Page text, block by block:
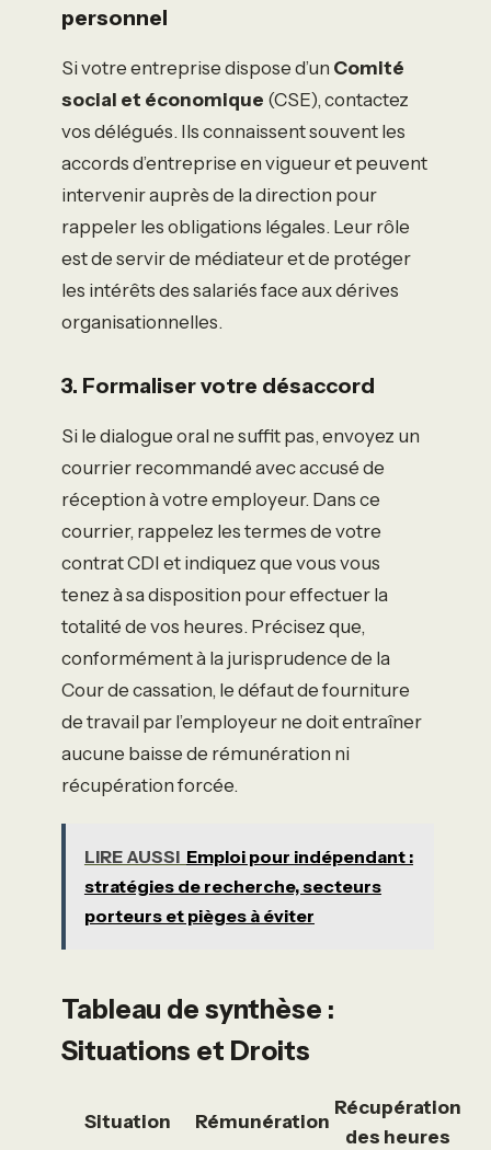
personnel
Si votre entreprise dispose d’un Comité
social et économique (CSE), contactez
vos délégués. Ils connaissent souvent les
accords d’entreprise en vigueur et peuvent
intervenir auprès de la direction pour
rappeler les obligations légales. Leur rôle
est de servir de médiateur et de protéger
les intérêts des salariés face aux dérives
organisationnelles.
3. Formaliser votre désaccord
Si le dialogue oral ne suffit pas, envoyez un
courrier recommandé avec accusé de
réception à votre employeur. Dans ce
courrier, rappelez les termes de votre
contrat CDI et indiquez que vous vous
tenez à sa disposition pour effectuer la
totalité de vos heures. Précisez que,
conformément à la jurisprudence de la
Cour de cassation, le défaut de fourniture
de travail par l’employeur ne doit entraîner
aucune baisse de rémunération ni
récupération forcée.
LIRE AUSSI Emploi pour indépendant :
stratégies de recherche, secteurs
porteurs et pièges à éviter
Tableau de synthèse :
Situations et Droits
Situation Rémunération
Récupération
des heures